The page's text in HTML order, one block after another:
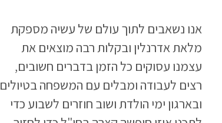
אנו נשאבים לתוך עולם של עשיה מספקת
מלאת אדרנלין ובקלות רבה מוצאים את
עצמנו עסוקים כל הזמן בדברים חשובים,
רצים לעבודה ומבלים עם המשפחה בטיולים
ובארגון ימי הולדת ושוב חוזרים לשבוע כדי